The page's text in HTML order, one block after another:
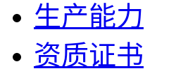
生产能力
资质证书